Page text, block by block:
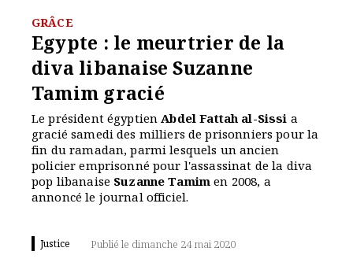
GRÂCE
Egypte : le meurtrier de la
diva libanaise Suzanne
Tamim gracié
Le président égyptienAbdel Fattah al-Sissi a
gracié samedi des milliers de prisonniers pour la
fin du ramadan, parmi lesquels un ancien
policier emprisonné pour l'assassinat de la diva
pop libanaiseSuzanne Tamim en 2008, a
annoncé le journal officiel.
Justice Publié le dimanche 24 mai 2020